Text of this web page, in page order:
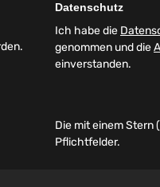
Datenschutz
Ich habe die
genommen und die
einverstanden.
Die mit einem Stern
Pflichtfelder.